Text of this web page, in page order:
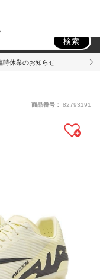
検索
時休業のお知らせ
商品番号： 82793191